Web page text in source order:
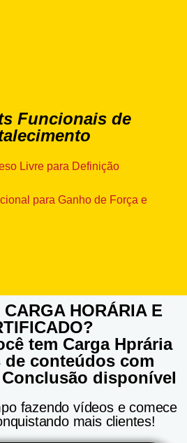
Funcionais de
Livre para Definição
para Ganho de Força e
HORÁRIA E
tem Carga Hprária
de conteúdos com
disponível
fazendo vídeos e comece
mais clientes!